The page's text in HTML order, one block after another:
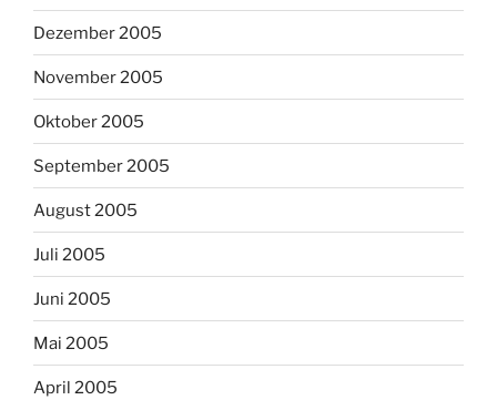
Dezember 2005
November 2005
Oktober 2005
September 2005
August 2005
Juli 2005
Juni 2005
Mai 2005
April 2005